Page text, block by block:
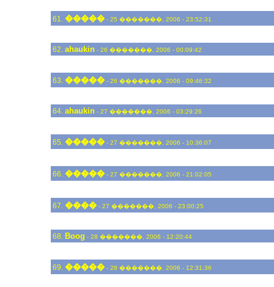
61. �����- 25 �������, 2006 - 23:52:31
62. ahaukin- 26 �������, 2006 - 00:09:42
63. �����- 26 �������, 2006 - 09:46:32
64. ahaukin- 27 �������, 2006 - 03:29:26
65. �����- 27 �������, 2006 - 10:36:07
66. �����- 27 �������, 2006 - 21:02:05
67. ����- 27 �������, 2006 - 23:00:25
68. Boog - 28 �������, 2006 - 12:20:44
69. �����- 28 �������, 2006 - 12:31:36